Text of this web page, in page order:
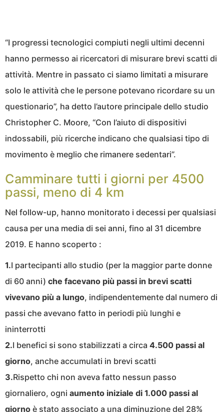
“I progressi tecnologici compiuti negli ultimi decenni
hanno permesso ai ricercatori di misurare brevi scatti di
attività. Mentre in passato ci siamo limitati a misurare
solo le attività che le persone potevano ricordare su un
questionario”, ha detto l’autore principale dello studio
Christopher C. Moore, “Con l’aiuto di dispositivi
indossabili, più ricerche indicano che qualsiasi tipo di
movimento è meglio che rimanere sedentari”.
Camminare tutti i giorni per 4500
passi, meno di 4 km
Nel follow-up, hanno monitorato i decessi per qualsiasi
causa per una media di sei anni, fino al 31 dicembre
2019. E hanno scoperto :
1.I partecipanti allo studio (per la maggior parte donne
di 60 anni) che facevano più passi in brevi scatti
vivevano più a lungo, indipendentemente dal numero di
passi che avevano fatto in periodi più lunghi e
ininterrotti
2.I benefici si sono stabilizzati a circa 4.500 passi al
giorno, anche accumulati in brevi scatti
3.Rispetto chi non aveva fatto nessun passo
giornaliero, ogni aumento iniziale di 1.000 passi al
giorno è stato associato a una diminuzione del 28%